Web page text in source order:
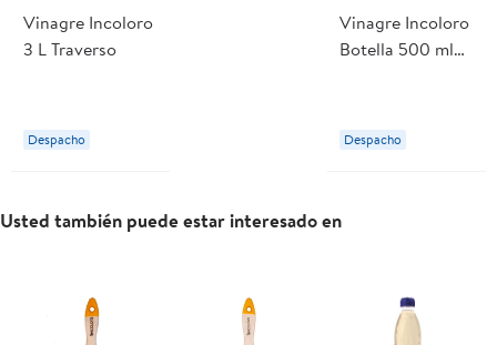
Vinagre Incoloro
3 L Traverso
Despacho
Vinagre Incoloro
Botella 500 ml
Despacho
Usted también puede estar interesado en